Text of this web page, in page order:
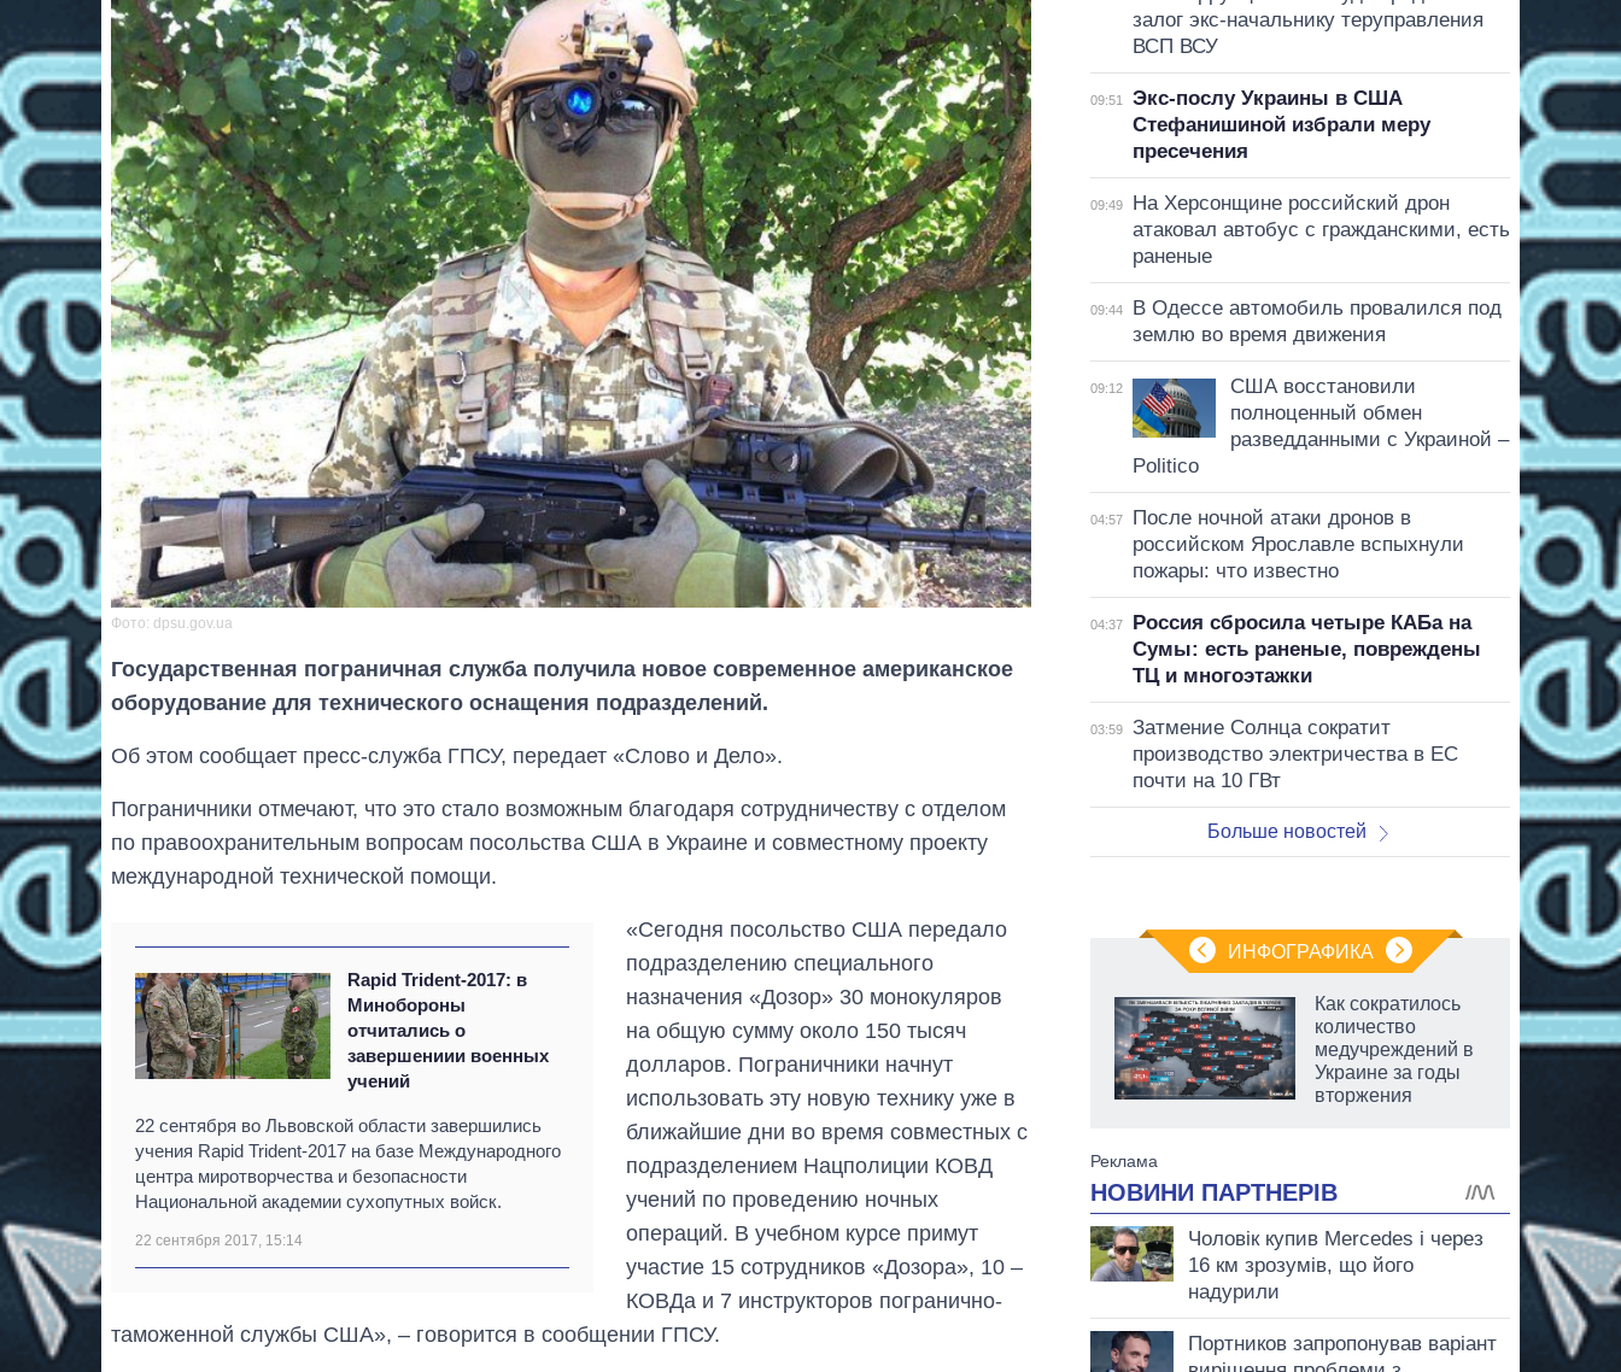
Фото: dpsu.gov.ua
Государственная пограничная служба получила новое современное американское
оборудование для технического оснащения подразделений.
Об этом сообщает пресс-служба ГПСУ, передает «Слово и Дело».
Пограничники отмечают, что это стало возможным благодаря сотрудничеству с отделом
по правоохранительным вопросам посольства США в Украине и совместному проекту
международной технической помощи.
Rapid Trident-2017: в
Минобороны
отчитались о
завершениии военных
учений
22 сентября во Львовской области завершились
учения Rapid Trident-2017 на базе Международного
центра миротворчества и безопасности
Национальной академии сухопутных войск.
22 сентября 2017, 15:14
«Сегодня посольство США передало
подразделению специального
назначения «Дозор» 30 монокуляров
на общую сумму около 150 тысяч
долларов. Пограничники начнут
использовать эту новую технику уже в
ближайшие дни во время совместных с
подразделением Нацполиции КОВД
учений по проведению ночных
операций. В учебном курсе примут
участие 15 сотрудников «Дозора», 10 –
КОВДа и 7 инструкторов погранично-
таможенной службы США», – говорится в сообщении ГПСУ.
залог экс-начальнику теруправления
ВСП ВСУ
09:51
Экс-послу Украины в США
Стефанишиной избрали меру
пресечения
09:49
На Херсонщине российский дрон
атаковал автобус с гражданскими, есть
раненые
09:44
В Одессе автомобиль провалился под
землю во время движения
09:12
США восстановили
полноценный обмен
разведданными с Украиной –
Politico
04:57
После ночной атаки дронов в
российском Ярославле вспыхнули
пожары: что известно
04:37
Россия сбросила четыре КАБа на
Сумы: есть раненые, повреждены
ТЦ и многоэтажки
03:59
Затмение Солнца сократит
производство электричества в ЕС
почти на 10 ГВт
Больше новостей
ИНФОГРАФИКА
Как выросли
тарифы на
городах Украины
на начало августа
Как сократилось
количество
медучреждений в
Украине за годы
вторжения